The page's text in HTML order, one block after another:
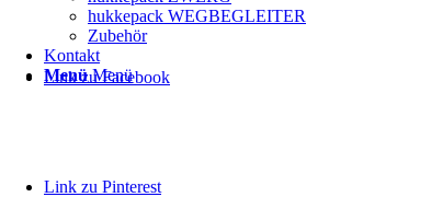
Link zu Facebook
Link zu Pinterest
hukkepack WEGBEGLEITER
Zubehör
Kontakt
Menü Menü